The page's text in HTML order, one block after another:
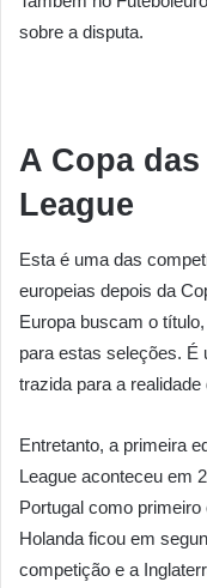
sobre a disputa.
A Copa
League
Esta é uma das
europeias depois da
Europa buscam o
para estas seleções. É
trazida para a
Entretanto, a primeira
League aconteceu em
Portugal como
Holanda ficou em
competição e a